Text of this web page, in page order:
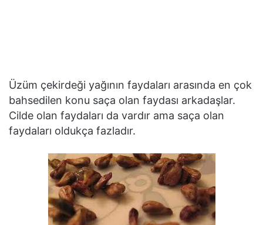
Üzüm çekirdeği yağının faydaları arasında en çok
bahsedilen konu saça olan faydası arkadaşlar.
Cilde olan faydaları da vardır ama saça olan
faydaları oldukça fazladır.